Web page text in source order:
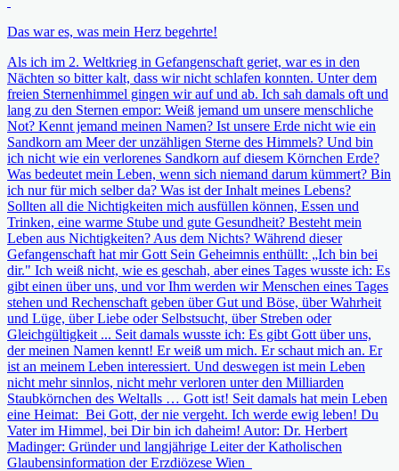
Das war es, was mein Herz begehrte!
Als ich im 2. Weltkrieg in Gefangenschaft geriet, war es in den
Nächten so bitter kalt, dass wir nicht schlafen konnten. Unter dem
freien Sternenhimmel gingen wir auf und ab. Ich sah damals oft und
lang zu den Sternen empor: Weiß jemand um unsere menschliche
Not? Kennt jemand meinen Namen? Ist unsere Erde nicht wie ein
Sandkorn am Meer der unzähligen Sterne des Himmels? Und bin
ich nicht wie ein verlorenes Sandkorn auf diesem Körnchen Erde?
Was bedeutet mein Leben, wenn sich niemand darum kümmert? Bin
ich nur für mich selber da? Was ist der Inhalt meines Lebens?
Sollten all die Nichtigkeiten mich ausfüllen können, Essen und
Trinken, eine warme Stube und gute Gesundheit? Besteht mein
Leben aus Nichtigkeiten? Aus dem Nichts? Während dieser
Gefangenschaft hat mir Gott Sein Geheimnis enthüllt: „Ich bin bei
dir." Ich weiß nicht, wie es geschah, aber eines Tages wusste ich: Es
gibt einen über uns, und vor Ihm werden wir Menschen eines Tages
stehen und Rechenschaft geben über Gut und Böse, über Wahrheit
und Lüge, über Liebe oder Selbstsucht, über Streben oder
Gleichgültigkeit ... Seit damals wusste ich: Es gibt Gott über uns,
der meinen Namen kennt! Er weiß um mich. Er schaut mich an. Er
ist an meinem Leben interessiert. Und deswegen ist mein Leben
nicht mehr sinnlos, nicht mehr verloren unter den Milliarden
Staubkörnchen des Weltalls … Gott ist! Seit damals hat mein Leben
eine Heimat: Bei Gott, der nie vergeht. Ich werde ewig leben! Du
Vater im Himmel, bei Dir bin ich daheim! Autor: Dr. Herbert
Madinger: Gründer und langjährige Leiter der Katholischen
Glaubensinformation der Erzdiözese Wien